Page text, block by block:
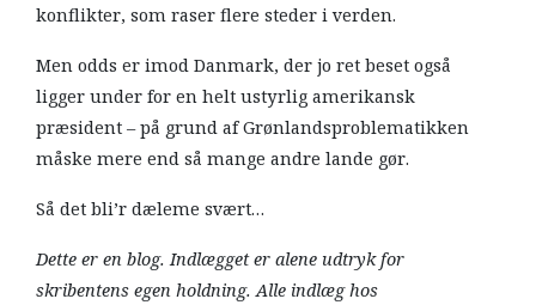
konflikter, som raser flere steder i verden.
Men odds er imod Danmark, der jo ret beset også
ligger under for en helt ustyrlig amerikansk
præsident – på grund af Grønlandsproblematikken
måske mere end så mange andre lande gør.
Så det bli’r dæleme svært…
Dette er en blog. Indlægget er alene udtryk for
skribentens egen holdning. Alle indlæg hos